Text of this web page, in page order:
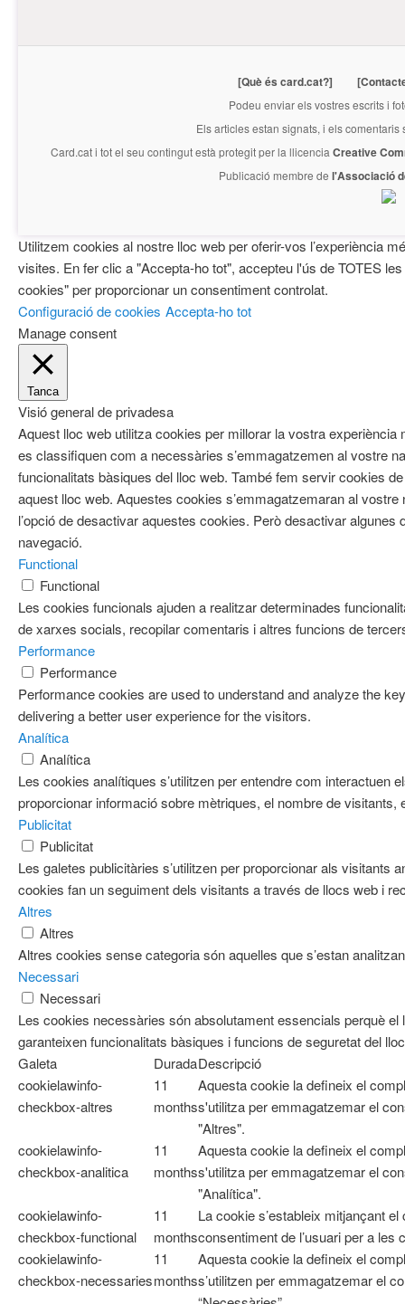
[Què és card.cat?]
Podeu enviar els vostres escrits i
Els articles estan signats, i els
Card.cati tot el seu contingut està protegit per la llicencia Creative
Publicació membre de l'Associació
Utilitzem cookies al nostre lloc web per oferir-vos l’experiència
visites. En fer clic a "Accepta-ho tot", accepteu l'ús de TOTES
cookies" per proporcionar un consentiment controlat.
Configuració de cookies Accepta-ho tot
Manage consent
Tanca
Visió general de privadesa
Aquest lloc web utilitza cookies per millorar la vostra
es classifiquen com a necessàries s’emmagatzemen al vostre
funcionalitats bàsiques del lloc web. També fem servir cookies
aquest lloc web. Aquestes cookies s’emmagatzemaran al
l’opció de desactivar aquestes cookies. Però desactivar
navegació.
Functional
Functional
Les cookies funcionals ajuden a realitzar determinades
de xarxes socials, recopilar comentaris i altres funcions de
Performance
Performance
Performance cookies are used to understand and analyze the
delivering a better user experience for the visitors.
Analítica
Analítica
Les cookies analítiques s’utilitzen per entendre com interactuen
proporcionar informació sobre mètriques, el nombre de visitants,
Publicitat
Publicitat
Les galetes publicitàries s’utilitzen per proporcionar als
cookies fan un seguiment dels visitants a través de llocs web i
Altres
Altres
Altres cookies sense categoria són aquelles que s’estan
Necessari
Necessari
Les cookies necessàries són absolutament essencials perquè
garanteixen funcionalitats bàsiques i funcions de seguretat del
Galeta
DuradaDescripció
cookielawinfo-
checkbox-altres
11
months
Aquesta cookie la defineix el
s'utilitza per emmagatzemar el
"Altres".
cookielawinfo-
checkbox-analitica
11
months
Aquesta cookie la defineix el
s'utilitza per emmagatzemar el
"Analítica".
cookielawinfo-
checkbox-functional
11
months
La cookie s’estableix mitjançant
consentiment de l’usuari per a les
cookielawinfo-
checkbox-necessaries
11
months
Aquesta cookie la defineix el
s’utilitzen per emmagatzemar el